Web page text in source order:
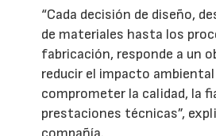
“Cada decisión de diseño,
de materiales hasta los
fabricación, responde a un
reducir el impacto
comprometer la calidad, la
prestaciones técnicas”,